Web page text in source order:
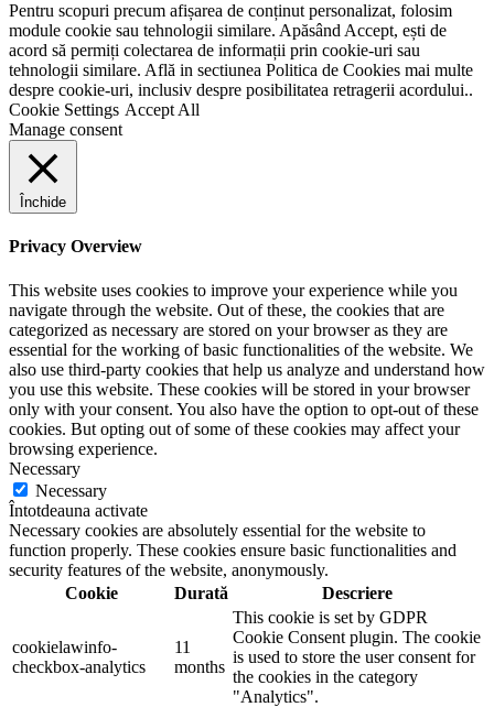
Pentru scopuri precum afișarea de conținut personalizat, folosim
module cookie sau tehnologii similare. Apăsând Accept, ești de
acord să permiți colectarea de informații prin cookie-uri sau
tehnologii similare. Află in sectiunea Politica de Cookies mai multe
despre cookie-uri, inclusiv despre posibilitatea retragerii acordului..
Cookie Settings Accept All
Manage consent
Închide
Privacy Overview
This website uses cookies to improve your experience while you
navigate through the website. Out of these, the cookies that are
categorized as necessary are stored on your browser as they are
essential for the working of basic functionalities of the website. We
also use third-party cookies that help us analyze and understand how
you use this website. These cookies will be stored in your browser
only with your consent. You also have the option to opt-out of these
cookies. But opting out of some of these cookies may affect your
browsing experience.
Necessary
Necessary
Întotdeauna activate
Necessary cookies are absolutely essential for the website to
function properly. These cookies ensure basic functionalities and
security features of the website, anonymously.
Cookie
Durată Descriere
cookielawinfo-
checkbox-analytics
11
months
This cookie is set by GDPR
Cookie Consent plugin. The cookie
is used to store the user consent for
the cookies in the category
"Analytics".